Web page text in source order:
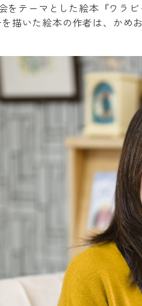
をテーマとした絵本『ワラ
描いた絵本の作者は、か